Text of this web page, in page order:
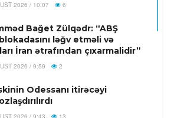
2026 / 10:07 6
Bağet Zülqədr: “ABŞ
ləğv etməli və
İran ətrafından çıxarmalidir”
2026 / 9:59 2
Odessanı itirəcəyi
2026 / 9:43 13